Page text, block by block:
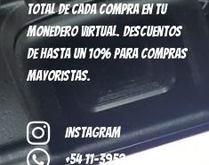
total de cada compra en tu
monedero virtual. Descuentos
de hasta un 10% para compras
mayoristas.
Instagram
+54 11-3952-8296